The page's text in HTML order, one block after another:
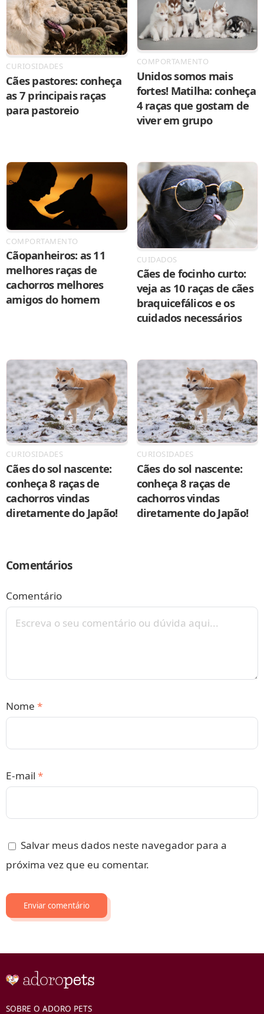
CURIOSIDADES
Cães pastores: conheça
as 7 principais raças
para pastoreio
COMPORTAMENTO
Unidos somos mais
fortes! Matilha: conheça
4 raças que gostam de
viver em grupo
COMPORTAMENTO
Cãopanheiros: as 11
melhores raças de
cachorros melhores
amigos do homem
CUIDADOS
Cães de focinho curto:
veja as 10 raças de cães
braquicefálicos e os
cuidados necessários
CURIOSIDADES
Cães do sol nascente:
conheça 8 raças de
cachorros vindas
diretamente do Japão!
CURIOSIDADES
Cães do sol nascente:
conheça 8 raças de
cachorros vindas
diretamente do Japão!
Comentários
Comentário
Nome *
E-mail *
Salvar meus dados neste navegador para a
próxima vez que eu comentar.
SOBRE O ADORO PETS